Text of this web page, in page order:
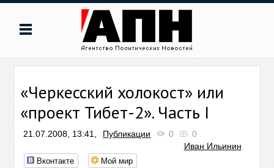
«Черкесский холокост» или
«проект Тибет-2». Часть I
21.07.2008, 13:41, Публикации 0
0
Иван Ильинин
Вконтакте Мой мир